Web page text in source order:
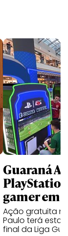
Guaraná
gamer em
Ação gratuita
Paulo terá
final da Liga